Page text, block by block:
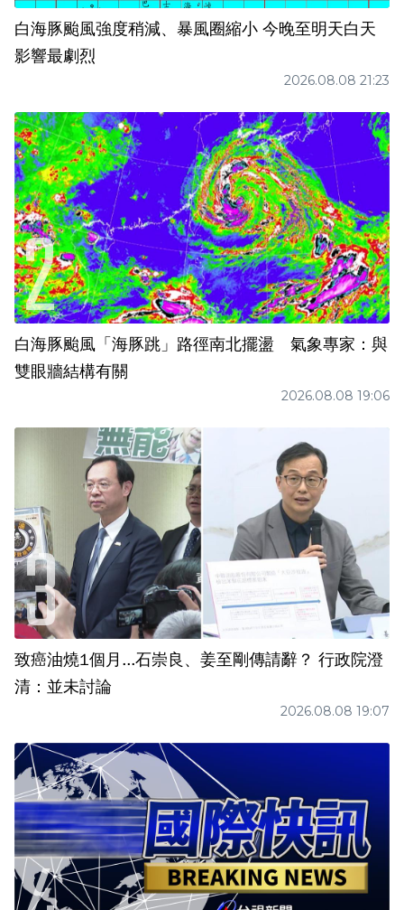
白海豚颱風強度稍減、暴風圈縮小 今晚至明天白天
影響最劇烈
2026.08.08 21:23
白海豚颱風「海豚跳」路徑南北擺盪 氣象專家：與
雙眼牆結構有關
2026.08.08 19:06
致癌油燒1個月...石崇良、姜至剛傳請辭？ 行政院澄
清：並未討論
2026.08.08 19:07